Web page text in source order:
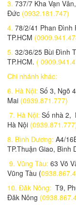
325,000 đ
Dell Vostro
21,050,000 đ
Dell Vostro V3400
19,090,000 đ
20,080,000 đ
Dell Inspiron N3511_8G
19,090,000 đ
Dell Inspiron
18,890,000 đ
Dell Inspiron N3511_nk
15,780,000 đ
Dell Inspiron N3511_i3
3. 737/7 Kha Vạn
Đức
4. 78/2/41 Phan Đình
TP.HCM
5. 32/36/25 Bùi Đình
TP.HCM. (
Chi nhánh khác:
6. Hà Nội: Số 3, Ngõ
Mai (0939.871.777)
7. Hà Nội: Số nhà 2,
Hà Nội
8. Bình Dương: A4/
TP.Thuận Giao, Bình
9. Vũng Tàu: 63 Võ
Vũng Tàu (
10. Đăk Nông: T9,
Đăk Nông